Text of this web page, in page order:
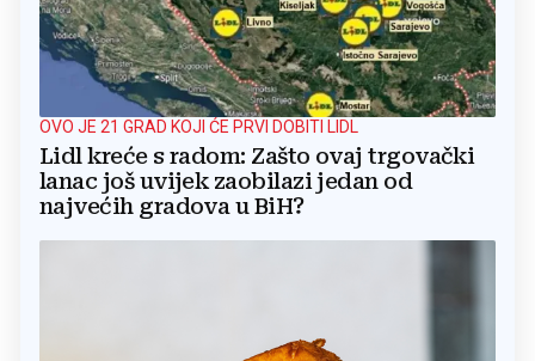
OVO JE 21 GRAD KOJI ĆE PRVI DOBITI LIDL
Lidl kreće s radom: Zašto ovaj trgovački
lanac još uvijek zaobilazi jedan od
najvećih gradova u BiH?